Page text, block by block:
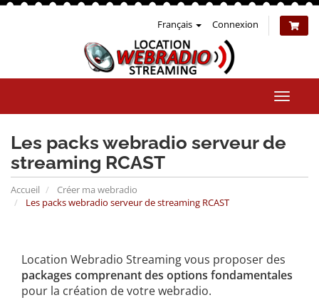
Français Connexion
la
Les packs webradio serveur de
streaming RCAST
Accueil
Créer ma webradio
Les packs webradio serveur de streaming RCAST
Location Webradio Streaming vous proposer des
packages comprenant des options fondamentales
pour la création de votre webradio.